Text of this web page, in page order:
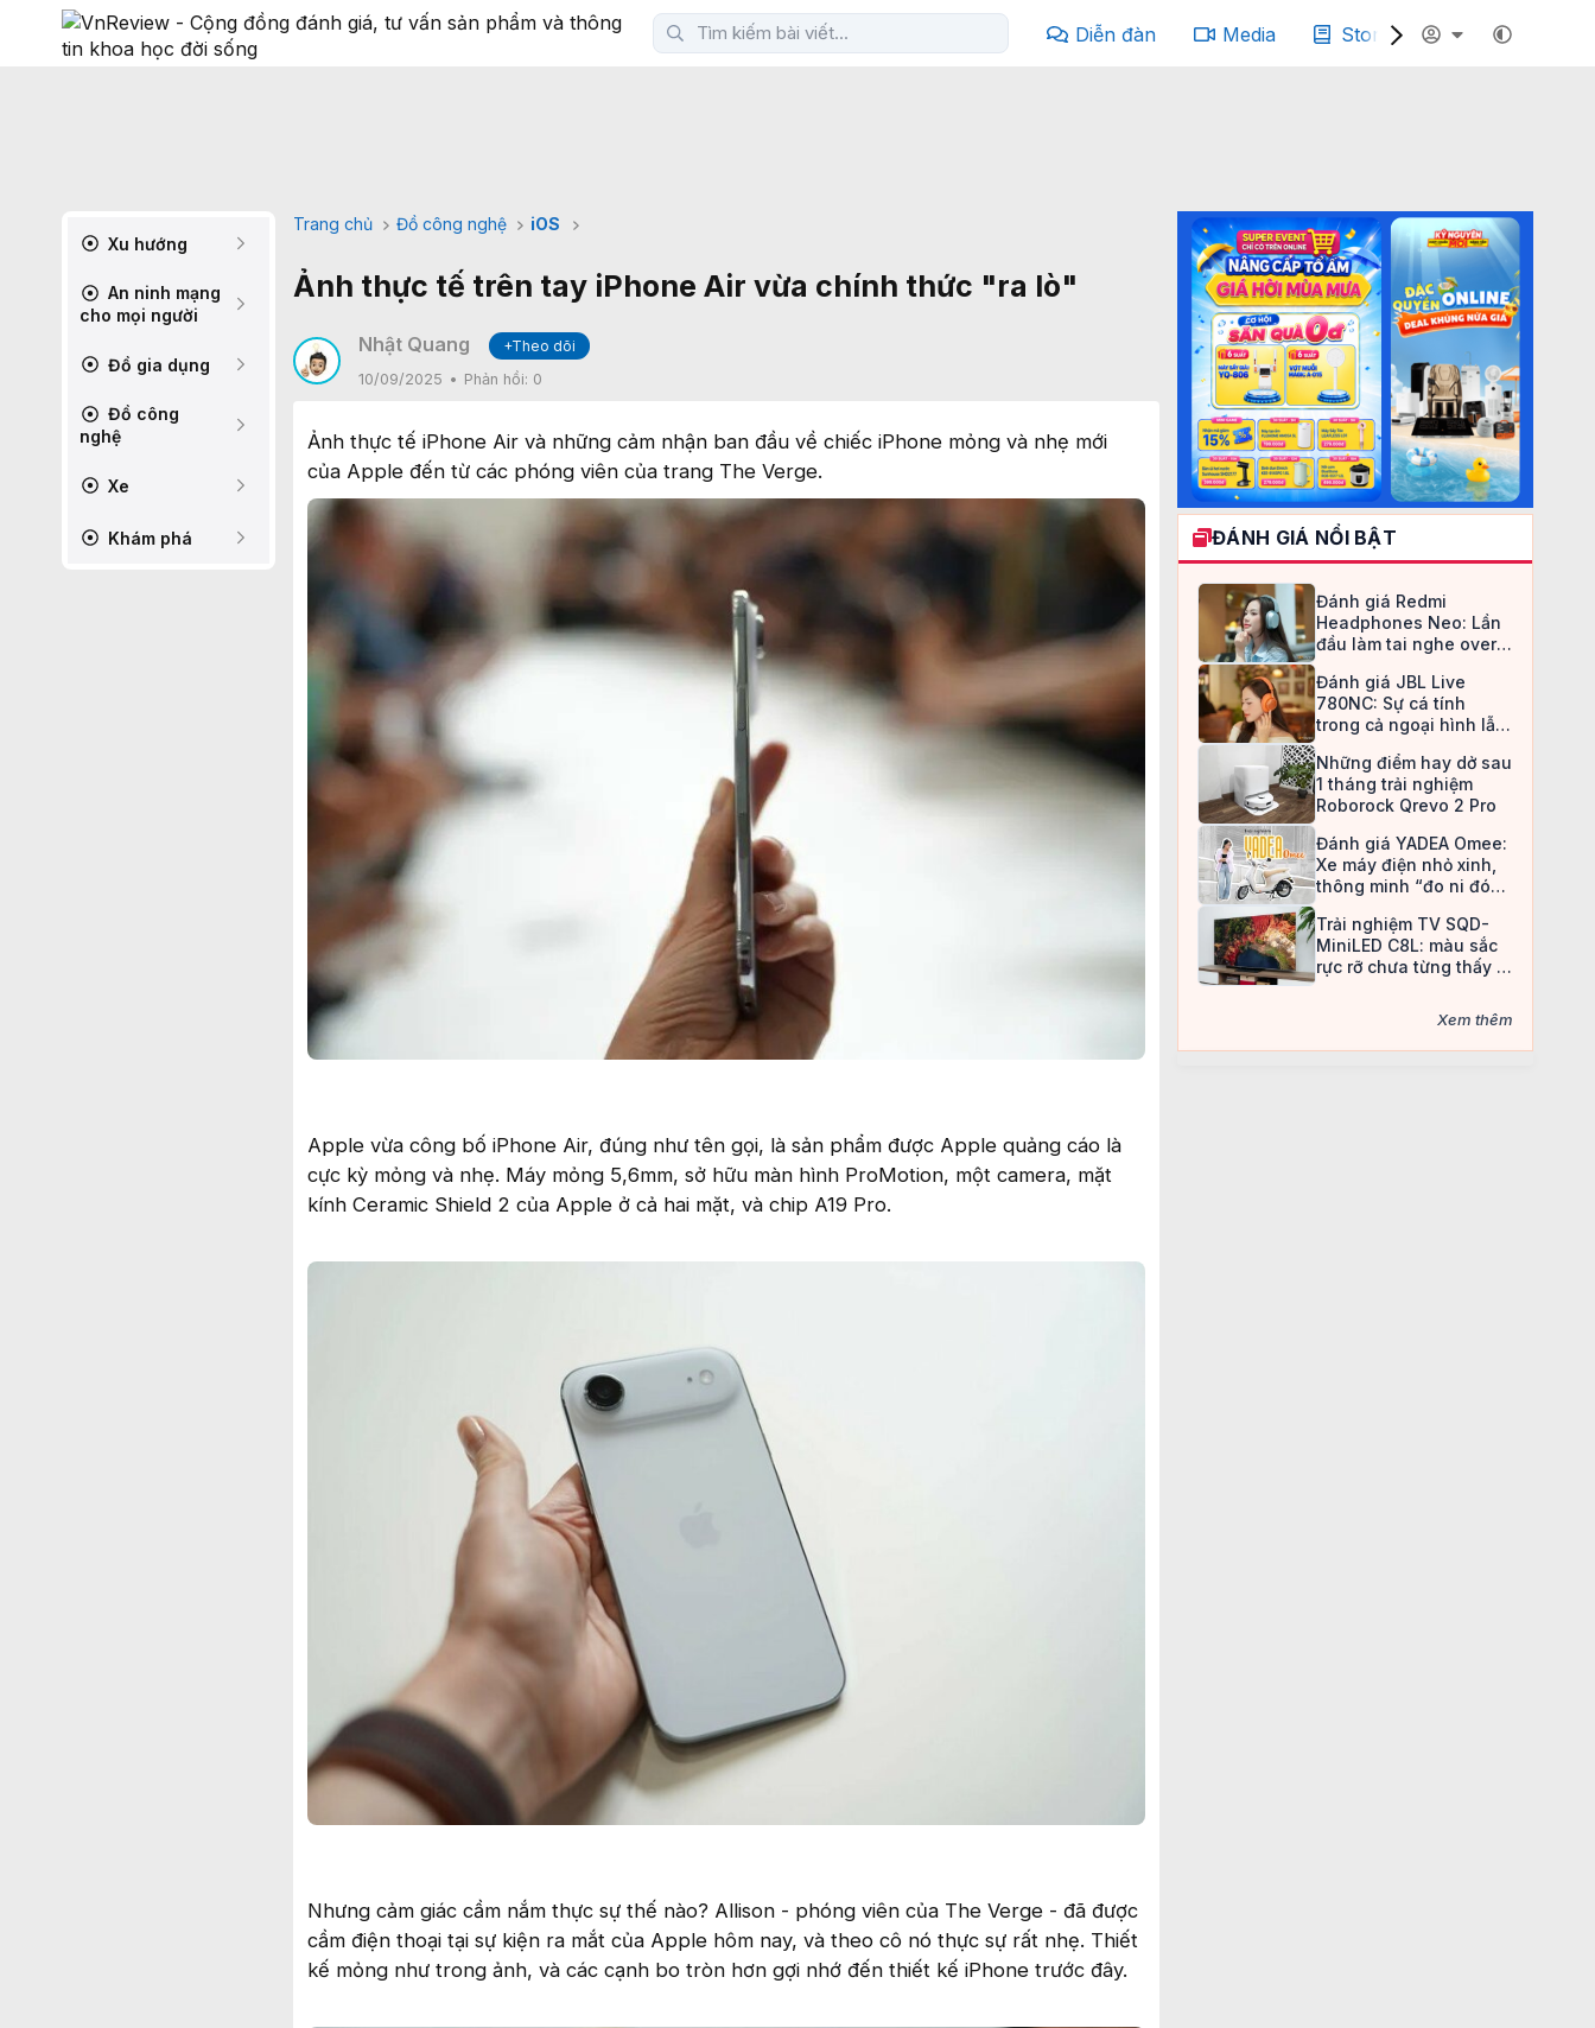
Diễn đàn Media Story Podcast
Xu hướng
An ninh mạng
cho mọi người
Đồ gia dụng
Đồ công
nghệ
Xe
Khám phá
Trang chủ Đồ công nghệ iOS
Ảnh thực tế trên tay iPhone Air vừa chính thức "ra lò"
Nhật Quang
+Theo dõi
10/09/2025
Phản hồi: 0
Ảnh thực tế iPhone Air và những cảm nhận ban đầu về chiếc iPhone mỏng và nhẹ mới
của Apple đến từ các phóng viên của trang The Verge.
Apple vừa công bố iPhone Air, đúng như tên gọi, là sản phẩm được Apple quảng cáo là
cực kỳ mỏng và nhẹ. Máy mỏng 5,6mm, sở hữu màn hình ProMotion, một camera, mặt
kính Ceramic Shield 2 của Apple ở cả hai mặt, và chip A19 Pro.
Nhưng cảm giác cầm nắm thực sự thế nào? Allison - phóng viên của The Verge - đã được
cầm điện thoại tại sự kiện ra mắt của Apple hôm nay, và theo cô nó thực sự rất nhẹ. Thiết
kế mỏng như trong ảnh, và các cạnh bo tròn hơn gợi nhớ đến thiết kế iPhone trước đây.
ĐÁNH GIÁ NỔI BẬT
Đánh giá Redmi
Headphones Neo: Lần
đầu làm tai nghe over-
an toàn
Đánh giá JBL Live
780NC: Sự cá tính
trong cả ngoại hình lẫn
Những điểm hay dở sau
1 tháng trải nghiệm
Roborock Qrevo 2 Pro
Đánh giá YADEA Omee:
Xe máy điện nhỏ xinh,
thông minh “đo ni đóng
Trải nghiệm TV SQD-
MiniLED C8L: màu sắc
rực rỡ chưa từng thấy ở
Xem thêm